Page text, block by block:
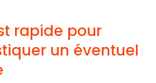
rapide pour
un éventuel